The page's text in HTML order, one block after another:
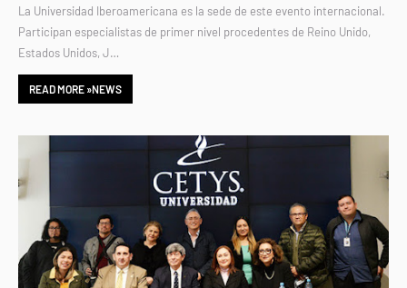
La Universidad Iberoamericana es la sede de este evento internacional.
Participan especialistas de primer nivel procedentes de Reino Unido,
Estados Unidos, J…
READ MORE »NEWS